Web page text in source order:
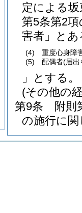
定による
第5条第2
害者」と
(4) 重度心身障
(5) 配偶者(届出
」とする。
(その他の
第9条
附則
の施行に